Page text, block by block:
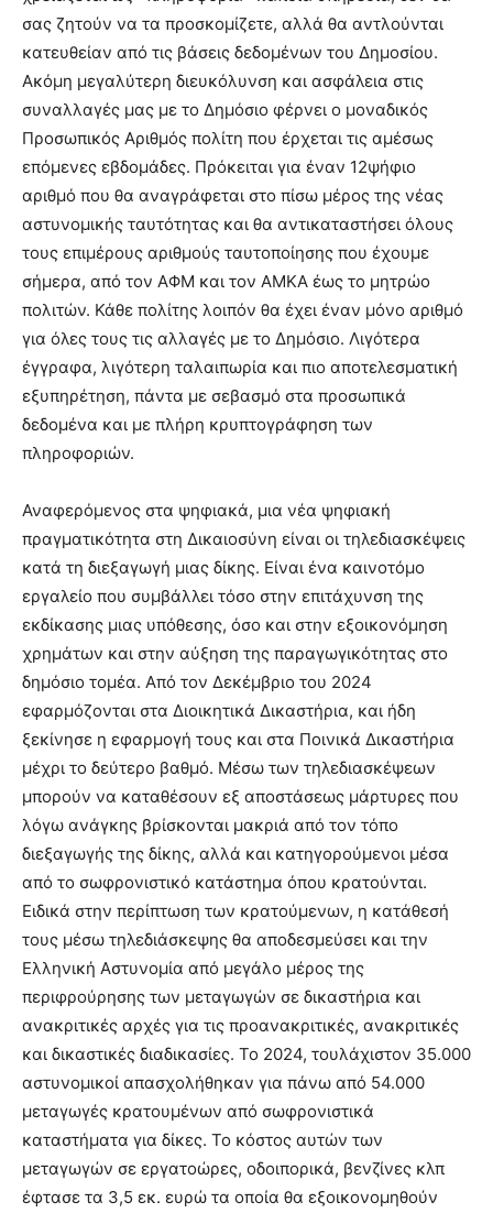
σας ζητούν να τα προσκομίζετε, αλλά θα αντλούνται
κατευθείαν από τις βάσεις δεδομένων του Δημοσίου.
Ακόμη μεγαλύτερη διευκόλυνση και ασφάλεια στις
συναλλαγές μας με το Δημόσιο φέρνει ο μοναδικός
Προσωπικός Αριθμός πολίτη που έρχεται τις αμέσως
επόμενες εβδομάδες. Πρόκειται για έναν 12ψήφιο
αριθμό που θα αναγράφεται στο πίσω μέρος της νέας
αστυνομικής ταυτότητας και θα αντικαταστήσει όλους
τους επιμέρους αριθμούς ταυτοποίησης που έχουμε
σήμερα, από τον ΑΦΜ και τον ΑΜΚΑ έως το μητρώο
πολιτών. Κάθε πολίτης λοιπόν θα έχει έναν μόνο αριθμό
για όλες τους τις αλλαγές με το Δημόσιο. Λιγότερα
έγγραφα, λιγότερη ταλαιπωρία και πιο αποτελεσματική
εξυπηρέτηση, πάντα με σεβασμό στα προσωπικά
δεδομένα και με πλήρη κρυπτογράφηση των
πληροφοριών.
Αναφερόμενος στα ψηφιακά, μια νέα ψηφιακή
πραγματικότητα στη Δικαιοσύνη είναι οι τηλεδιασκέψεις
κατά τη διεξαγωγή μιας δίκης. Είναι ένα καινοτόμο
εργαλείο που συμβάλλει τόσο στην επιτάχυνση της
εκδίκασης μιας υπόθεσης, όσο και στην εξοικονόμηση
χρημάτων και στην αύξηση της παραγωγικότητας στο
δημόσιο τομέα. Από τον Δεκέμβριο του 2024
εφαρμόζονται στα Διοικητικά Δικαστήρια, και ήδη
ξεκίνησε η εφαρμογή τους και στα Ποινικά Δικαστήρια
μέχρι το δεύτερο βαθμό. Μέσω των τηλεδιασκέψεων
μπορούν να καταθέσουν εξ αποστάσεως μάρτυρες που
λόγω ανάγκης βρίσκονται μακριά από τον τόπο
διεξαγωγής της δίκης, αλλά και κατηγορούμενοι μέσα
από το σωφρονιστικό κατάστημα όπου κρατούνται.
Ειδικά στην περίπτωση των κρατούμενων, η κατάθεσή
τους μέσω τηλεδιάσκεψης θα αποδεσμεύσει και την
Ελληνική Αστυνομία από μεγάλο μέρος της
περιφρούρησης των μεταγωγών σε δικαστήρια και
ανακριτικές αρχές για τις προανακριτικές, ανακριτικές
και δικαστικές διαδικασίες. Το 2024, τουλάχιστον 35.000
αστυνομικοί απασχολήθηκαν για πάνω από 54.000
μεταγωγές κρατουμένων από σωφρονιστικά
καταστήματα για δίκες. Το κόστος αυτών των
μεταγωγών σε εργατοώρες, οδοιπορικά, βενζίνες κλπ
έφτασε τα 3,5 εκ. ευρώ τα οποία θα εξοικονομηθούν